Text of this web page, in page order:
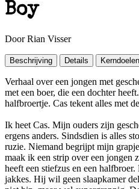
Boy
Door Rian Visser
Beschrijving Details Kerndoelen
Verhaal over een jongen met
met een boer, die een dochter
halfbroertje. Cas tekent alles met
Ik heet Cas. Mijn ouders zijn
ergens anders. Sindsdien is alles
ruzie. Niemand begrijpt mijn
maak ik een strip over een
heeft een stiefzus en een
jakkes. Hij wil geen slaapkamer